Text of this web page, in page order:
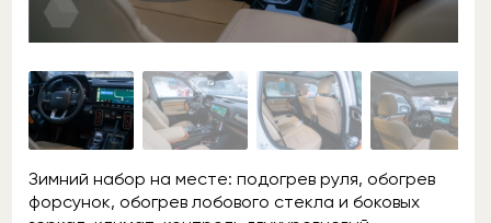
Зимний набор на месте: подогрев руля, обогрев
форсунок, обогрев лобового стекла и боковых